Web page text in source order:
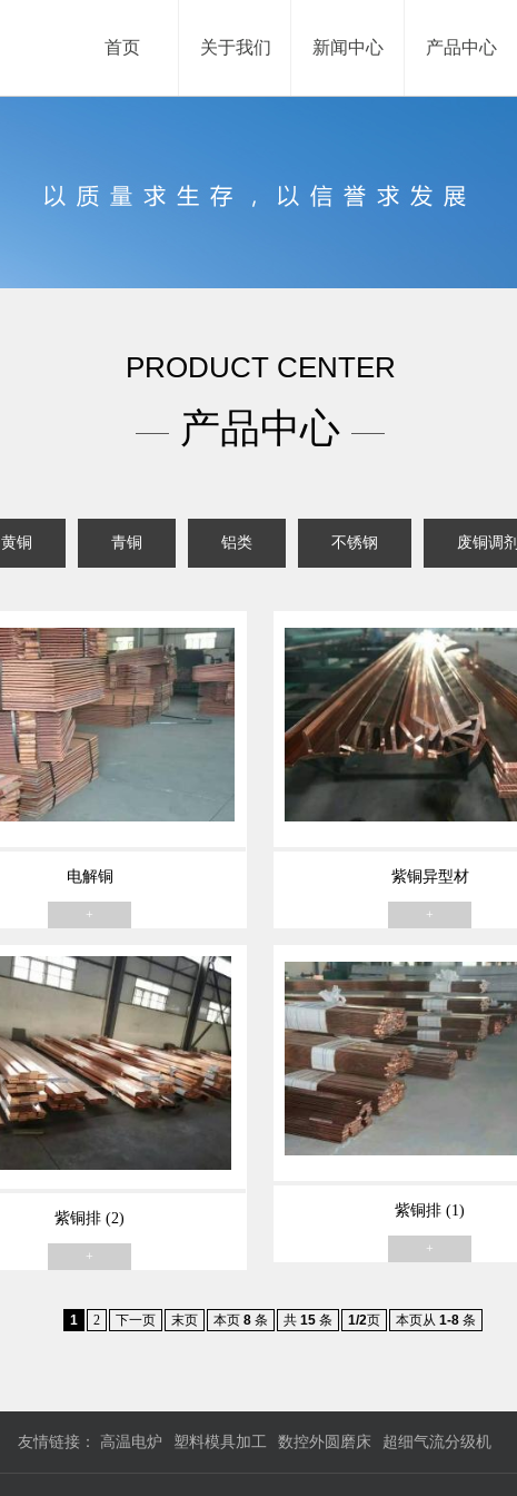
首页 关于我们 新闻中心 产品中心
PRODUCT CENTER
产品中心
黄铜 青铜 铝类 不锈钢 废铜调剂
电解铜
+
紫铜异型材
+
紫铜排 (2)
+
紫铜排 (1)
+
1 2 下一页 末页 本页 8条 共15 条 1/2页 本页从 1-8条
友情链接： 高温电炉 塑料模具加工 数控外圆磨床 超细气流分级机